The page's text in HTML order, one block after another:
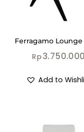
Ferragamo Lounge
Rp3.750.000
Add to